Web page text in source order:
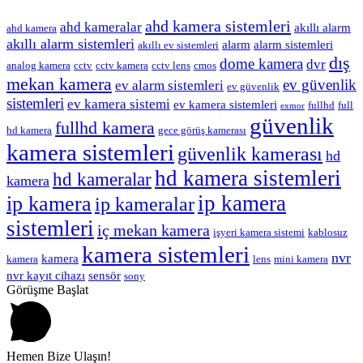
ahd kamera ahd kameralar ahd kamera sistemleri akıllı alarm
akıllı alarm sistemleri akıllı ev sistemleri alarm alarm sistemleri
analog kamera cctv cctv kamera cctv lens cmos dome kamera dvr dış
mekan kamera ev alarm sistemleri ev güvenlik ev güvenlik
sistemleri ev kamera sistemi ev kamera sistemleri exmor fullhd full
hd kamera fullhd kamera gece görüş kamerası güvenlik
kamera sistemleri güvenlik kamerası hd
kamera hd kameralarhd kamera sistemleri
ip kameraip kameralarip kamera
sistemleri iç mekan kamera işyeri kamera sistemi kablosuz
kamera kamera kamera sistemleri lens mini kamera nvr
nvr kayıt cihazı sensör sony
Görüşme Başlat
Hemen Bize Ulaşın!